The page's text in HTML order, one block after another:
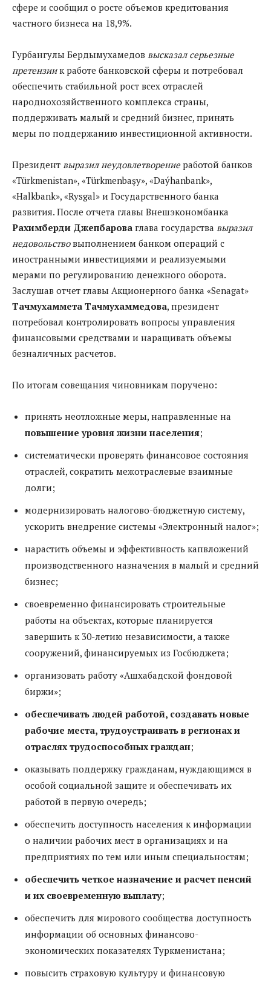
сфере и сообщил о росте объемов кредитования
частного бизнеса на 18,9%.
Гурбангулы Бердымухамедов высказал серьезные
претензиик работе банковской сферы и потребовал
обеспечить стабильной рост всех отраслей
народнохозяйственного комплекса страны,
поддерживать малый и средний бизнес, принять
меры по поддержанию инвестиционной активности.
Президент выразил неудовлетворениеработой банков
«Türkmenistan», «Türkmenbaşy», «Daýhanbank»,
«Halkbank», «Rysgal» и Государственного банка
развития. После отчета главы Внешэкономбанка
Рахимберди Джепбарова глава государства выразил
недовольствовыполнением банком операций с
иностранными инвестициями и реализуемыми
мерами по регулированию денежного оборота.
Заслушав отчет главы Акционерного банка «Senagat»
Тачмухаммета Тачмухаммедова, президент
потребовал контролировать вопросы управления
финансовыми средствами и наращивать объемы
безналичных расчетов.
По итогам совещания чиновникам поручено:
принять неотложные меры, направленные на
повышение уровня жизни населения;
систематически проверять финансовое состояния
отраслей, сократить межотраслевые взаимные
долги;
модернизировать налогово-бюджетную систему,
ускорить внедрение системы «Электронный налог»;
нарастить объемы и эффективность капвложений
производственного назначения в малый и средний
бизнес;
своевременно финансировать строительные
работы на объектах, которые планируется
завершить к 30-летию независимости, а также
сооружений, финансируемых из Госбюджета;
организовать работу «Ашхабадской фондовой
биржи»;
обеспечивать людей работой, создавать новые
рабочие места, трудоустраивать в регионах и
отраслях трудоспособных граждан;
оказывать поддержку гражданам, нуждающимся в
особой социальной защите и обеспечивать их
работой в первую очередь;
обеспечить доступность населения к информации
о наличии рабочих мест в организациях и на
предприятиях по тем или иным специальностям;
обеспечить четкое назначение и расчет пенсий
и их своевременную выплату;
обеспечить для мирового сообщества доступность
информации об основных финансово-
экономических показателях Туркменистана;
повысить страховую культуру и финансовую